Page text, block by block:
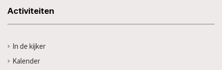
Activiteiten
In de kijker
Kalender